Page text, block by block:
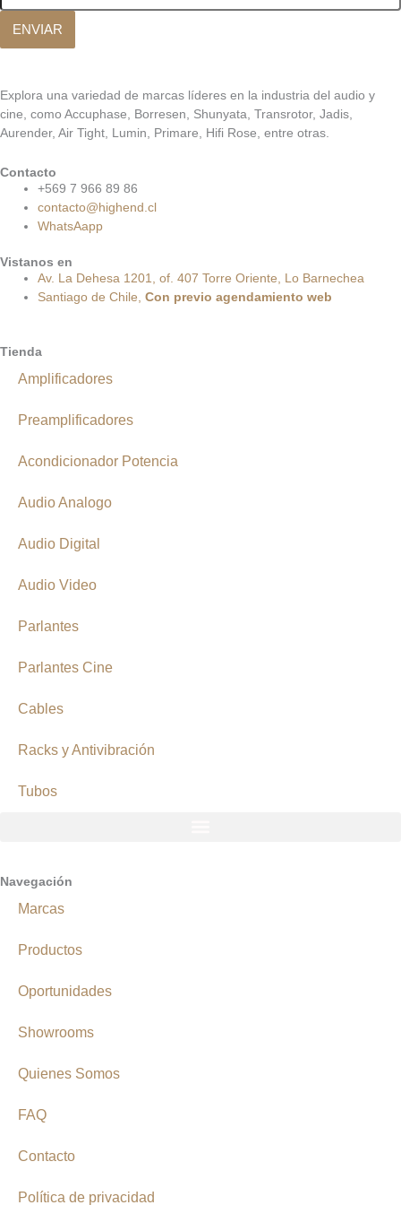
ENVIAR
Explora una variedad de marcas líderes en la industria del audio y
cine, como Accuphase, Borresen, Shunyata, Transrotor, Jadis,
Aurender, Air Tight, Lumin, Primare, Hifi Rose, entre otras.
Contacto
+569 7 966 89 86
contacto@highend.cl
WhatsAapp
Vistanos en
Av. La Dehesa 1201, of. 407 Torre Oriente, Lo Barnechea
Santiago de Chile, Con previo agendamiento web
Tienda
Amplificadores
Preamplificadores
Acondicionador Potencia
Audio Analogo
Audio Digital
Audio Video
Parlantes
Parlantes Cine
Cables
Racks y Antivibración
Tubos
Navegación
Marcas
Productos
Oportunidades
Showrooms
Quienes Somos
FAQ
Contacto
Política de privacidad